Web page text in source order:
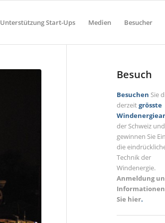
Unterstützung Start-Ups Medien Besucher
Besuch
Besuchen Sie
derzeitgrösste
der Schweiz und
gewinnen Sie
die
Technik der
Windenergie.
Anmeldung
Sie hier.